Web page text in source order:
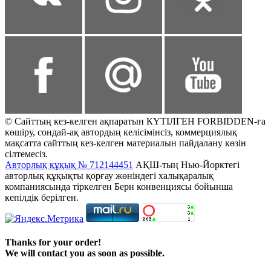
© Сайттың кез-келген ақпаратын КҮТІЛГЕН FORBIDDEN-ға
көшіру, сондай-ақ автордың келісімінсіз, коммерциялық
мақсатта сайттың кез-келген материалын пайдалану көзін
сілтемесіз.
Авторлық құқық № 712144451 АҚШ-тың Нью-Йорктегі
авторлық құқықты қорғау жөніндегі халықаралық
компаниясында тіркелген Берн конвенциясы бойынша
кепілдік берілген.
Thanks for your order!
We will contact you as soon as possible.